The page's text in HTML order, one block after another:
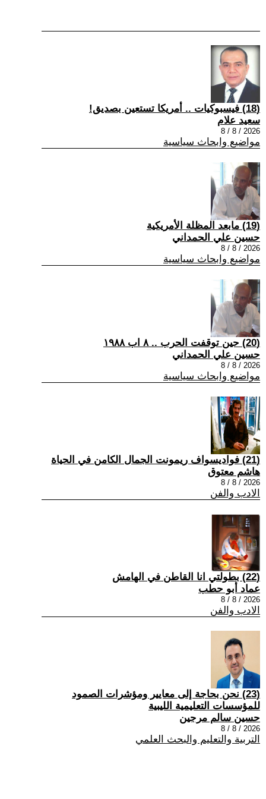
(18) فيسبوكيات .. أمريكا تستعين بصديق!
سعيد علام
2026 / 8 / 8
مواضيع وابحاث سياسية
(19) مابعد المظلة الأمريكية
حسين علي الحمداني
2026 / 8 / 8
مواضيع وابحاث سياسية
(20) حين توقفت الحرب .. ٨ اب ١٩٨٨
حسين علي الحمداني
2026 / 8 / 8
مواضيع وابحاث سياسية
(21) فواديسواف ريمونت الجمال الكامن في الحياة
هاشم معتوق
2026 / 8 / 8
الادب والفن
(22) بطولتي انا القاطن في الهامش
عماد أبو حطب
2026 / 8 / 8
الادب والفن
(23) نحن بحاجة إلى معايير ومؤشرات الصمود
للمؤسسات التعليمية الليبية
حسين سالم مرجين
2026 / 8 / 8
التربية والتعليم والبحث العلمي